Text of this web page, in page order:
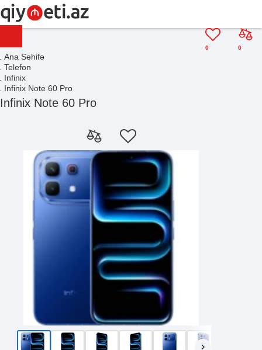
0
0
Ana Səhifə
Telefon
Infinix
Infinix Note 60 Pro
Infinix Note 60 Pro